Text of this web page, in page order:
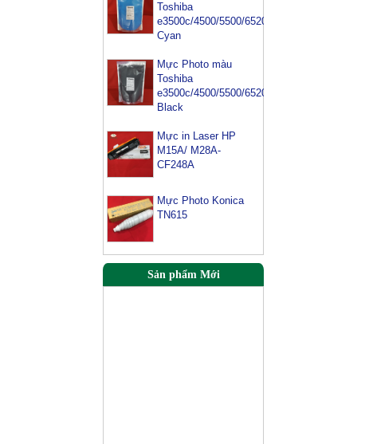
Toshiba
e3500c/4500/5500/6520/6540-
Cyan
Mực Photo màu
Toshiba
e3500c/4500/5500/6520/6540-
Black
Mực in Laser HP
M15A/ M28A-
CF248A
Mực Photo Konica
TN615
Sản phẩm Mới